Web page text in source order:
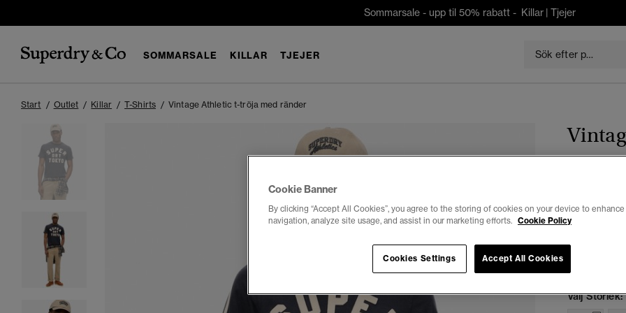
Sommarsale - upp til 50% rabatt - Killar| Tjejer
SOMMARSALE KILLAR TJEJER
Start Outlet Killar T-Shirts Vintage Athletic t-tröja med ränder
Färg:
Välj Storlek:
Cookie Banner
By clicking “Accept All Cookies”, you agree to the storing of cookies on your device to
navigation, analyze site usage, and assist in our marketing efforts. Cookie Policy
Accept All Cookies
Cookies Settings